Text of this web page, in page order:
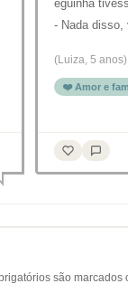
éguinha
- Nada
(Luiza, 5 anos)
❤️ Amor e
são marcados